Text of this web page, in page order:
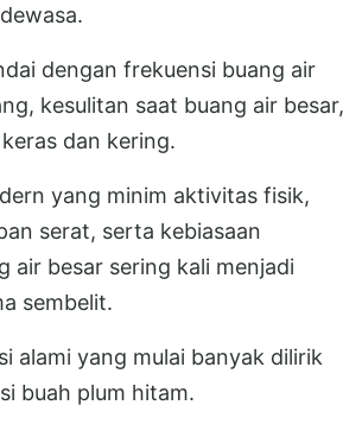
dengan frekuensi buang air
kesulitan saat buang air besar,
dan kering.
yang minim aktivitas fisik,
serat, serta kebiasaan
air besar sering kali menjadi
sembelit.
alami yang mulai banyak dilirik
buah plum hitam.